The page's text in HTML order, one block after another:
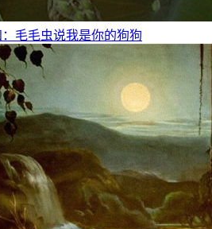
毛毛虫说我是你的狗狗